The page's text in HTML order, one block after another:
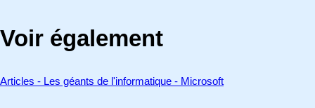
Voir également
Articles - Les géants de l'informatique - Microsoft